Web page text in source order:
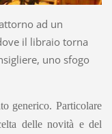
ad un
il libraio torna
uno sfogo
generico. Particolare
delle novità e del